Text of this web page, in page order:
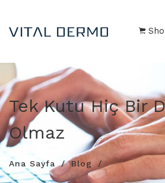
Tek Kutu Hiç Bir
Olmaz
Ana Sayfa Blog